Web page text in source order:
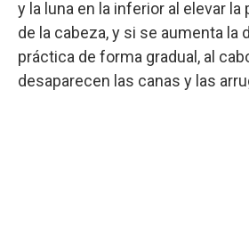
y la luna en la inferior al elevar
de la cabeza, y si se aumenta la
práctica de forma gradual, al
desaparecen las canas y las